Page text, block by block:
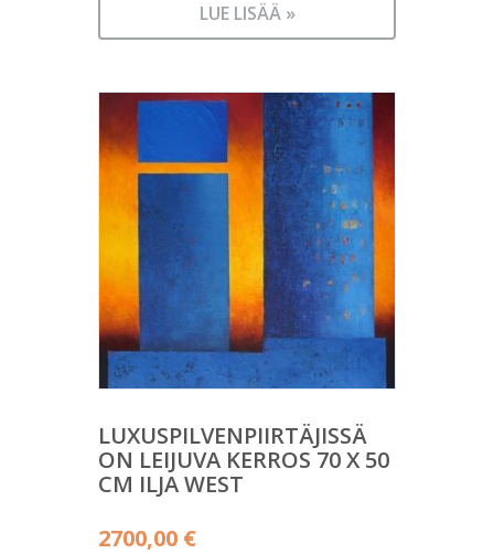
LUE LISÄÄ »
LUXUSPILVENPIIRTÄJISSÄ
ON LEIJUVA KERROS 70 X 50
CM ILJA WEST
2700,00 €